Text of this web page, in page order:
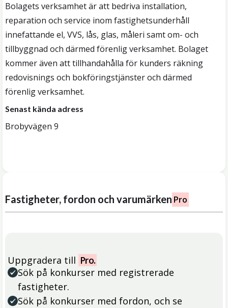
Bolagets verksamhet är att bedriva installation,
reparation och service inom fastighetsunderhåll
innefattande el, VVS, lås, glas, måleri samt om- och
tillbyggnad och därmed förenlig verksamhet. Bolaget
kommer även att tillhandahålla för kunders räkning
redovisnings och bokföringstjänster och därmed
förenlig verksamhet.
Senast kända adress
Brobyvägen 9
Fastigheter, fordon och varumärken Pro
Uppgradera till Pro.
Sök på konkurser med registrerade
fastigheter.
Sök på konkurser med fordon, och se